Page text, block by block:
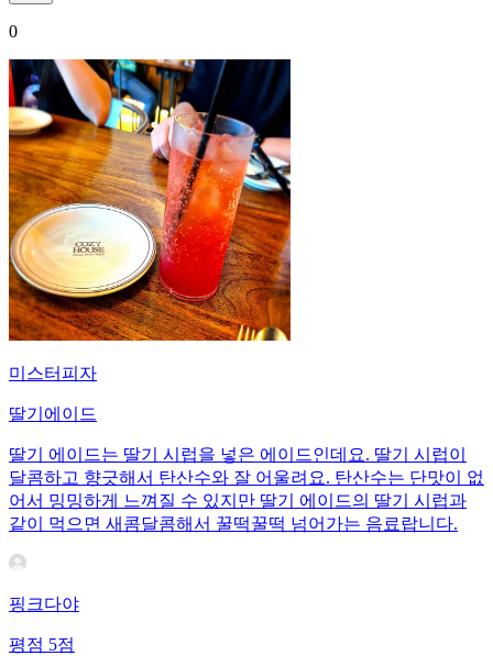
0
미스터피자
딸기에이드
딸기 에이드는 딸기 시럽을 넣은 에이드인데요. 딸기 시럽이
달콤하고 향긋해서 탄산수와 잘 어울려요. 탄산수는 단맛이 없
어서 밍밍하게 느껴질 수 있지만 딸기 에이드의 딸기 시럽과
같이 먹으면 새콤달콤해서 꿀떡꿀떡 넘어가는 음료랍니다.
핑크다야
평점 5점